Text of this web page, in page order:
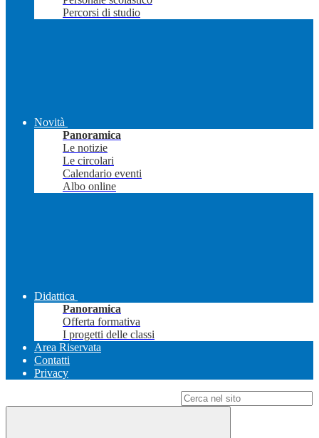
Percorsi di studio
Novità
Panoramica
Le notizie
Le circolari
Calendario eventi
Albo online
Didattica
Panoramica
Offerta formativa
I progetti delle classi
Area Riservata
Contatti
Privacy